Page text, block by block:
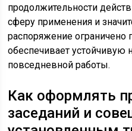
продолжительности
сферу применения и
распоряжение ограничено
обеспечивает
повседневной работы.
Как оформлять
заседаний и